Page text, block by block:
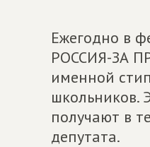
Ежегодно в
РОССИЯ-ЗА
именной
школьников.
получают в
депутата.